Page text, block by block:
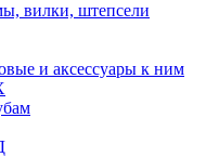
вилки, штепсели
и аксессуары к ним